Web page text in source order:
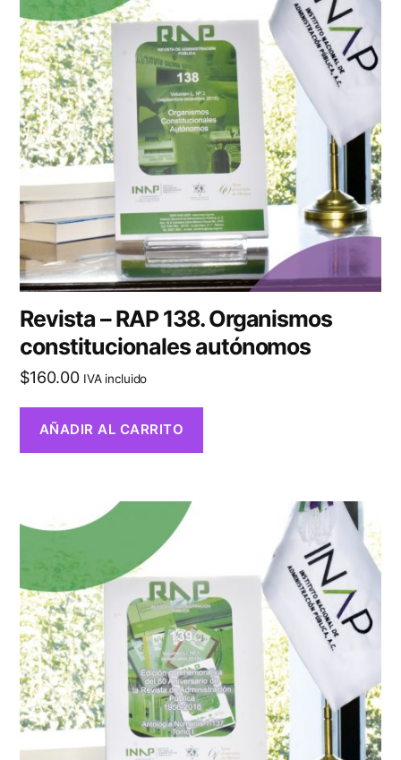
Revista – RAP 138. Organismos
constitucionales autónomos
$160.00 IVA incluido
AÑADIR AL CARRITO